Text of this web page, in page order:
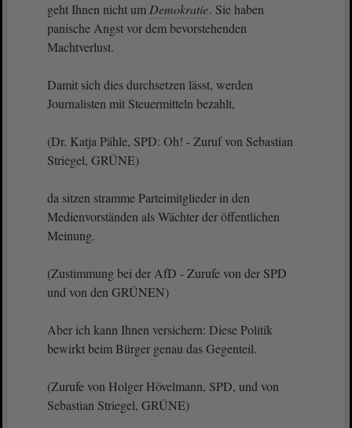
geht Ihnen nicht um Demokratie. Sie haben
panische Angst vor dem bevorstehenden
Machtverlust.
Damit sich dies durchsetzen lässt, werden
Journalisten mit Steuermitteln bezahlt,
(Dr. Katja Pähle, SPD: Oh! - Zuruf von Sebastian
Striegel, GRÜNE)
da sitzen stramme Parteimitglieder in den
Medienvorständen als Wächter der öffentlichen
Meinung.
(Zustimmung bei der AfD - Zurufe von der SPD
und von den GRÜNEN)
Aber ich kann Ihnen versichern: Diese Politik
bewirkt beim Bürger genau das Gegenteil.
(Zurufe von Holger Hövelmann, SPD, und von
Sebastian Striegel, GRÜNE)